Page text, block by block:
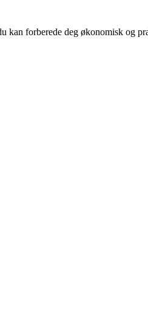
forberede deg økonomisk og